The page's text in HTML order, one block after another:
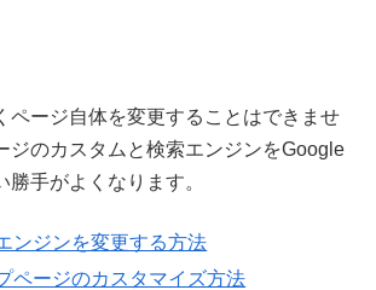
ページ自体を変更することはできませ
ジのカスタムと検索エンジンをGoogle
勝手がよくなります。
ンジンを変更する方法
ページのカスタマイズ方法